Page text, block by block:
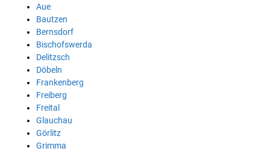
Aue
Bautzen
Bernsdorf
Bischofswerda
Delitzsch
Döbeln
Frankenberg
Freiberg
Freital
Glauchau
Görlitz
Grimma